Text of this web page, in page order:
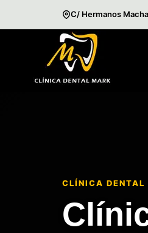
C/ Hermanos
contenido
CLÍNICA DENTAL